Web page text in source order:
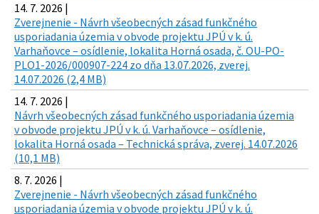
14. 7. 2026 |
Zverejnenie - Návrh všeobecných zásad funkčného
usporiadania územia v obvode projektu JPÚ v k. ú.
Varhaňovce – osídlenie, lokalita Horná osada, č. OU-PO-
PLO1-2026/000907-224 zo dňa 13.07.2026, zverej.
14.07.2026 (2,4 MB)
14. 7. 2026 |
Návrh všeobecných zásad funkčného usporiadania územia
v obvode projektu JPÚ v k. ú. Varhaňovce – osídlenie,
lokalita Horná osada – Technická správa, zverej. 14.07.2026
(10,1 MB)
8. 7. 2026 |
Zverejnenie - Návrh všeobecných zásad funkčného
usporiadania územia v obvode projektu JPÚ v k. ú.